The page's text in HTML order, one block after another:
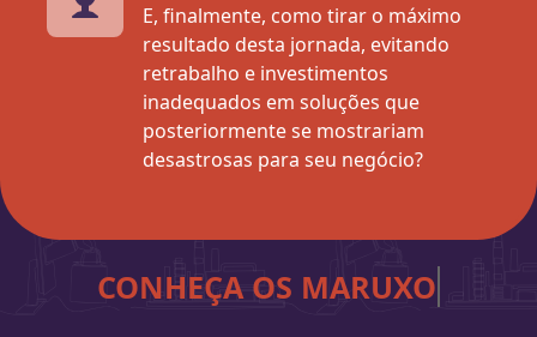
E, finalmente, como tirar o máximo
resultado desta jornada, evitando
retrabalho e investimentos
inadequados em soluções que
posteriormente se mostrariam
desastrosas para seu negócio?
CONHEÇA OS MARUXOS